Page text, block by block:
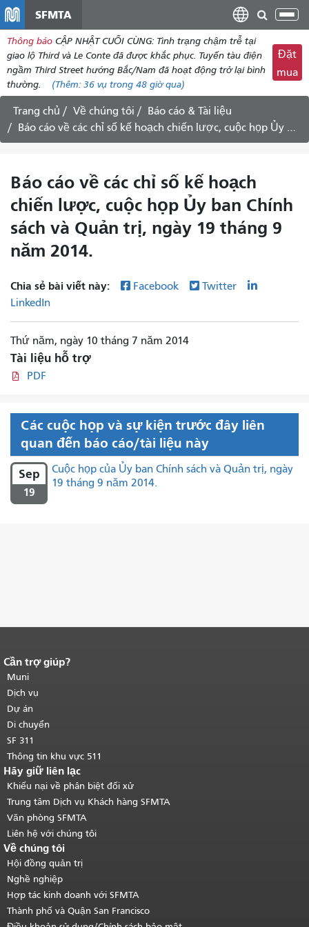
dung
SFMTA
Thông báo CẬP NHẬT CUỐI CÙNG: Tình trạng chậm trễ tại
giao lộ Third và Le Conte đã được khắc phục. Tuyến tàu điện
ngầm Third Street hướng Bắc/Nam đã hoạt động trở lại bình
thường.
(Thêm: 36 vụ trong 48 giờ qua)
Đặt
mua
Trang chủ Về chúng tôi
Báo cáo & Tài liệu
Báo cáo về các chỉ số kế hoạch chiến lược, cuộc họp Ủy ban Chính sách và Quản trị, ngày 19 tháng 9 năm 2014.
Báo cáo về các chỉ số kế hoạch
chiến lược, cuộc họp Ủy ban Chính
sách và Quản trị, ngày 19 tháng 9
năm 2014.
Chia sẻ bài viết này: Facebook
Twitter
LinkedIn
Thứ năm, ngày 10 tháng 7 năm 2014
Tài liệu hỗ trợ
PDF
Các cuộc họp và sự kiện trước đây liên
quan đến báo cáo/tài liệu này
Sep
19
Cuộc họp của Ủy ban Chính sách và Quản trị, ngày
19 tháng 9 năm 2014.
Kết thúc nội dung trang.
của trang này được lặp lại trên mọi
trang.Quay lại đầu trang nội dung
chính.
Cần trợ giúp?
Muni
Dịch vụ
Dự án
Di chuyển
SF 311
Thông tin khu vực 511
Hãy giữ liên lạc
Khiếu nại về phân biệt đối xử
Trung tâm Dịch vụ Khách hàng SFMTA
Văn phòng SFMTA
Liên hệ với chúng tôi
Về chúng tôi
Hội đồng quản trị
Nghề nghiệp
Hợp tác kinh doanh với SFMTA
Thành phố và Quận San Francisco